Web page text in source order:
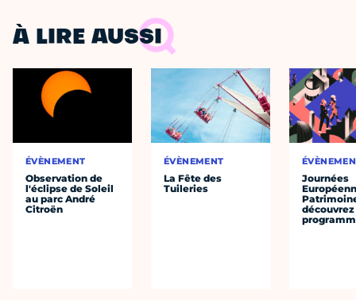
À LIRE AUSSI
ÉVÈNEMENT
Observation de
l'éclipse de Soleil
au parc André
Citroën
ÉVÈNEMENT
La Fête des
Tuileries
Journées